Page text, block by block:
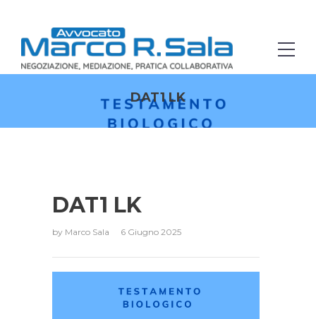
DAT1 LK
DAT1 LK
by Marco Sala 6 Giugno 2025